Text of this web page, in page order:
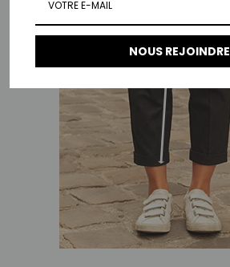
NOUS REJOINDRE